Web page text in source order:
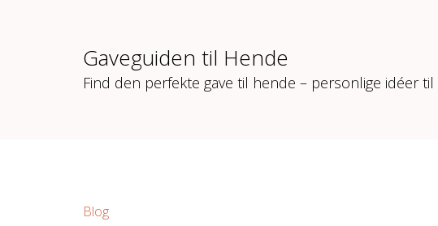
Gaveguiden til Hende
Find den perfekte gave til hende – personlige idéer
Blog